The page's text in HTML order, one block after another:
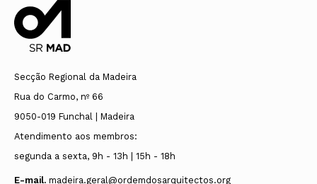
Secção Regional da Madeira
Rua do Carmo, nº 66
9050-019 Funchal | Madeira
Atendimento aos membros:
segunda a sexta, 9h - 13h | 15h - 18h
E-mail. madeira.geral@ordemdosarquitectos.org